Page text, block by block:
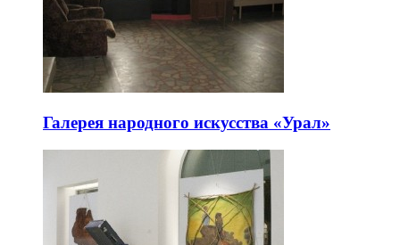
Галерея народного искусства «Урал»